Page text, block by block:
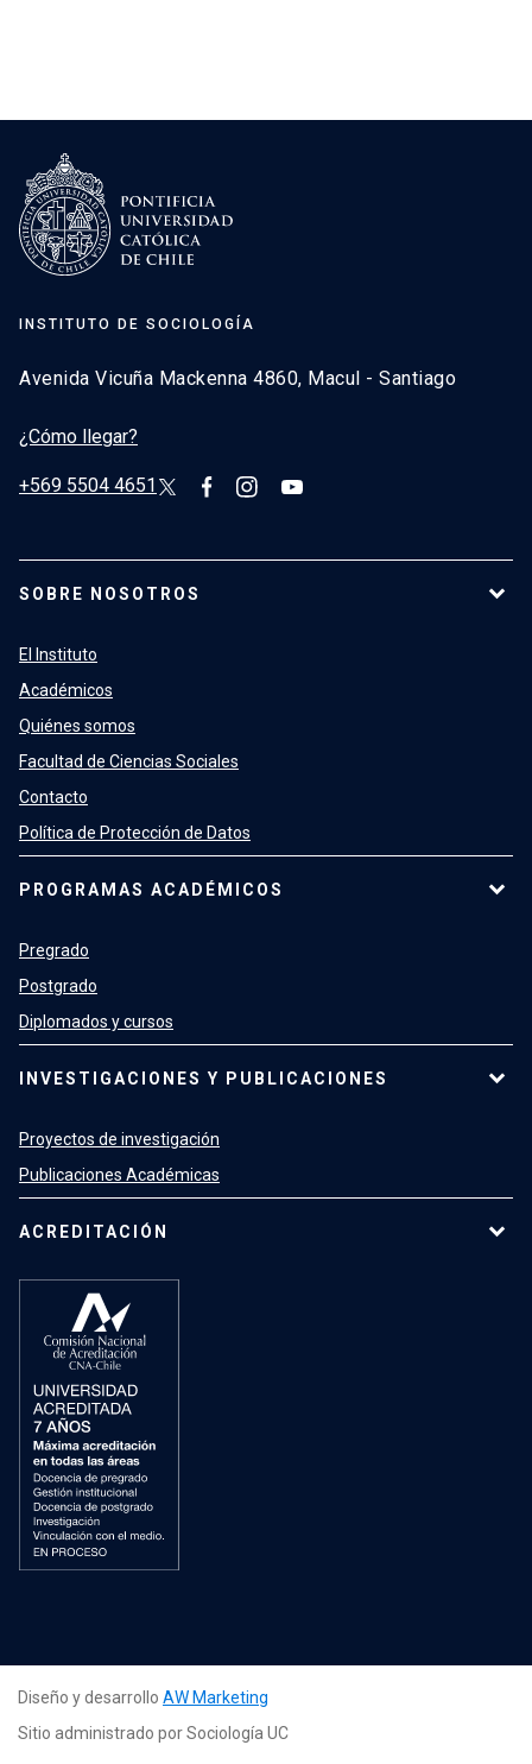
INSTITUTO DE SOCIOLOGÍA
Avenida Vicuña Mackenna 4860, Macul - Santiago
¿Cómo llegar?
+569 5504 4651
SOBRE NOSOTROS
El Instituto
Académicos
Quiénes somos
Facultad de Ciencias Sociales
Contacto
Política de Protección de Datos
PROGRAMAS ACADÉMICOS
Pregrado
Postgrado
Diplomados y cursos
INVESTIGACIONES Y PUBLICACIONES
Proyectos de investigación
Publicaciones Académicas
ACREDITACIÓN
Diseño y desarrollo AW Marketing
Sitio administrado por Sociología UC